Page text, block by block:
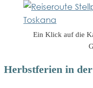
Ein Klick auf die
Herbstferien in